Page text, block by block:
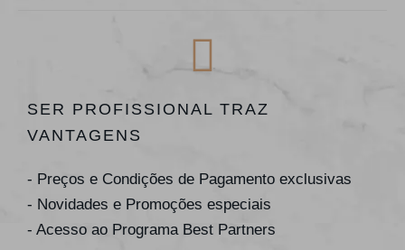
SER PROFISSIONAL TRAZ
VANTAGENS
- Preços e Condições de Pagamento exclusivas
- Novidades e Promoções especiais
- Acesso ao Programa Best Partners